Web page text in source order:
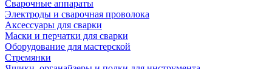
Сварочные аппараты
Электроды и сварочная проволока
Аксессуары для сварки
Маски и перчатки для сварки
Оборудование для мастерской
Стремянки